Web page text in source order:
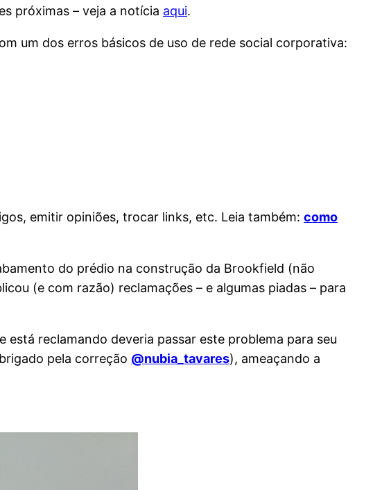
próximas – veja a notícia aqui.
um dos erros básicos de uso de rede social corporativa:
emitir opiniões, trocar links, etc. Leia também: como
do prédio na construção da Brookfield (não
(e com razão) reclamações – e algumas piadas – para
reclamando deveria passar este problema para seu
pela correção @nubia_tavares), ameaçando a